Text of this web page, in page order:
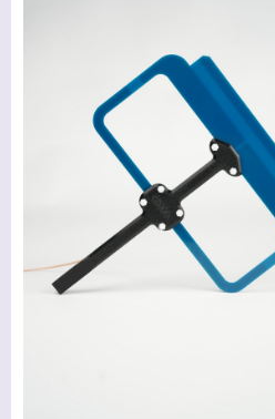
МЕРЧ
О НАС
Академия